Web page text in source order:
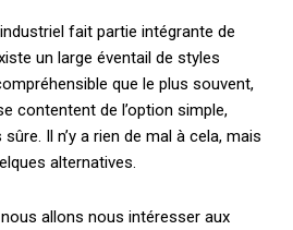
fait partie intégrante de
un large éventail de styles
que le plus souvent,
contentent de l’option simple,
Il n’y a rien de mal à cela, mais
alternatives.
allons nous intéresser aux